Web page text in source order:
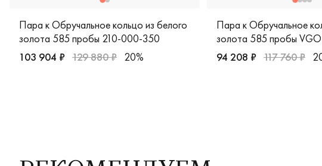
Пара к Обручальное кольцо из белого
золота 585 пробы 210-000-350
103 904 ₽ 129 880 ₽ 20%
Пара к Обручальное
золота 585 пробы
00м
Мужские, парные,
94 208 ₽ 117 760 ₽